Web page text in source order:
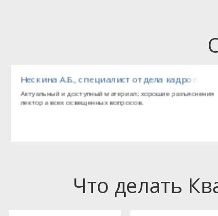
Нескина А.Б., специалист отдела кадров
Актуальный и доступный материал; хорошие разъяснения
лектора всех освещенных вопросов.
Что делать